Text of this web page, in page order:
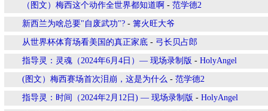
（图文）梅西这个动作全世界都知道啊 - 范学德2
新西兰为啥总要"自废武功"? - 篝火旺大爷
从世界杯体育场看美国的真正家底 - 弓长贝占郎
指导灵：灵魂（2024年6月4日）— 现场录制版 - HolyAngel
(图文）梅西赛场首次泪崩，这是为什么 - 范学德2
指导灵：时间（2024年2月12日) — 现场录制版 - HolyAngel